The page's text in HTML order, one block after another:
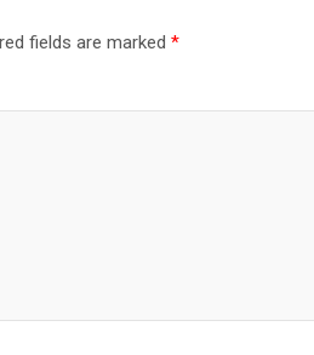
fields are marked *